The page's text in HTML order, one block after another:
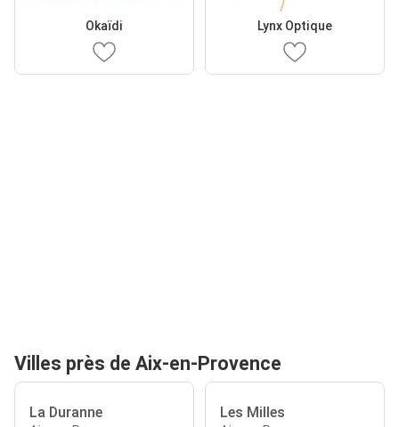
Okaïdi Lynx Optique
Villes près de Aix-en-Provence
La Duranne Les Milles